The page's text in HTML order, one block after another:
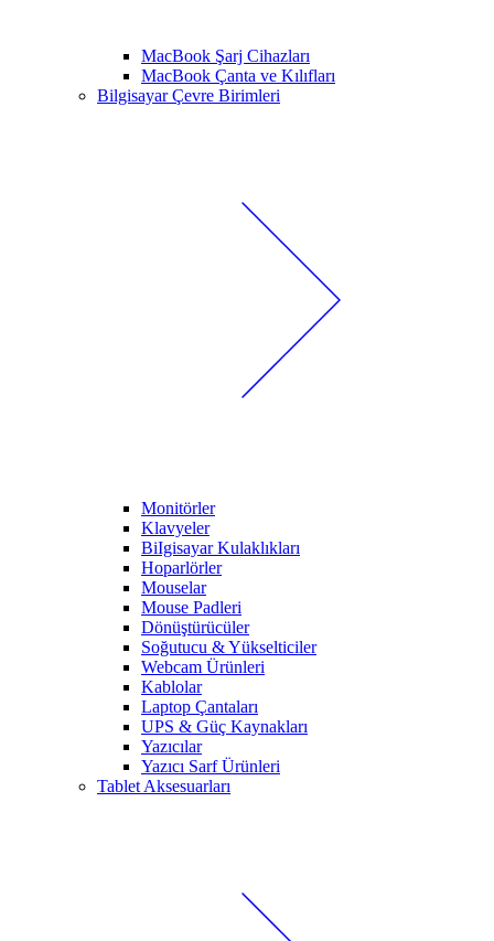
MacBook Şarj Cihazları
MacBook Çanta ve Kılıfları
Bilgisayar Çevre Birimleri
Monitörler
Klavyeler
BiIgisayar Kulaklıkları
Hoparlörler
Mouselar
Mouse Padleri
Dönüştürücüler
Soğutucu & Yükselticiler
Webcam Ürünleri
Kablolar
Laptop Çantaları
UPS & Güç Kaynakları
Yazıcılar
Yazıcı Sarf Ürünleri
Tablet Aksesuarları